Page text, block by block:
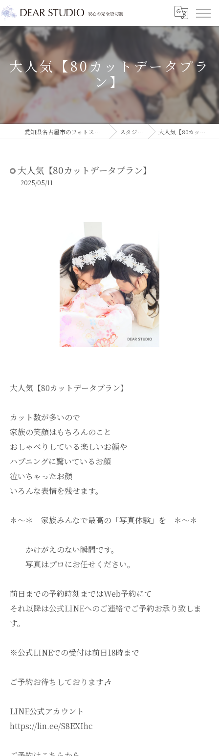
大人気【80カットデータプラ
ン】
愛知県名古屋市のフォトスタジオならDEAR STUDIO スタジオコラム 大人気【80カットデータプラン】
大人気【80カットデータプラン】
2025/05/11
大人気【80カットデータプラン】
カット数が多いので
家族の笑顔はもちろんのこと
おしゃべりしている楽しいお顔や
ハプニングに驚いているお顔
泣いちゃったお顔
いろんな表情を残せます。
＊～＊ 家族みんなで最高の「写真体験」を ＊～＊
かけがえのない瞬間です。
写真はプロにお任せください。
前日までの予約時刻まではWeb予約にて
それ以降は公式LINEへのご連絡でご予約お承り致しま
す。
※公式LINEでの受付は前日18時まで
ご予約お待ちしております🎶
LINE公式アカウント
https://lin.ee/S8EXIhc